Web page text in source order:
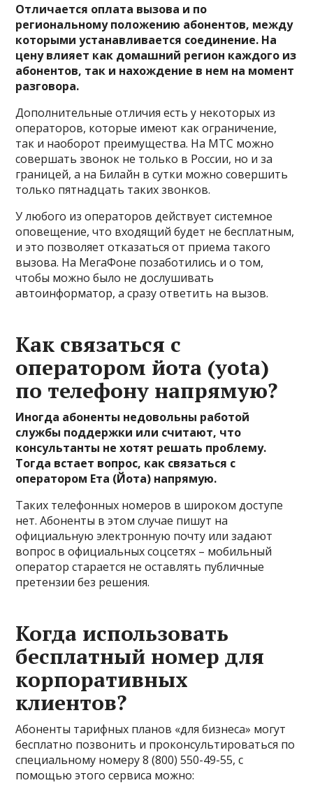
Отличается оплата вызова и по
региональному положению абонентов, между
которыми устанавливается соединение. На
цену влияет как домашний регион каждого из
абонентов, так и нахождение в нем на момент
разговора.
Дополнительные отличия есть у некоторых из
операторов, которые имеют как ограничение,
так и наоборот преимущества. На МТС можно
совершать звонок не только в России, но и за
границей, а на Билайн в сутки можно совершить
только пятнадцать таких звонков.
У любого из операторов действует системное
оповещение, что входящий будет не бесплатным,
и это позволяет отказаться от приема такого
вызова. На МегаФоне позаботились и о том,
чтобы можно было не дослушивать
автоинформатор, а сразу ответить на вызов.
Как связаться с
оператором йота (yota)
по телефону напрямую?
Иногда абоненты недовольны работой
службы поддержки или считают, что
консультанты не хотят решать проблему.
Тогда встает вопрос, как связаться с
оператором Ета (Йота) напрямую.
Таких телефонных номеров в широком доступе
нет. Абоненты в этом случае пишут на
официальную электронную почту или задают
вопрос в официальных соцсетях – мобильный
оператор старается не оставлять публичные
претензии без решения.
Когда использовать
бесплатный номер для
корпоративных
клиентов?
Абоненты тарифных планов «для бизнеса» могут
бесплатно позвонить и проконсультироваться по
специальному номеру 8 (800) 550-49-55, с
помощью этого сервиса можно: